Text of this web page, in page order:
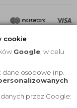
cookie
Google , w celu
osobowe (np.
przez Google:
|KEYfabrics